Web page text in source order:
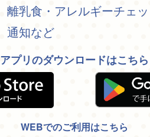
離乳食・アレルギーチェ
通知など
アプリのダウンロードはこちら
WEBでのご利用はこちら